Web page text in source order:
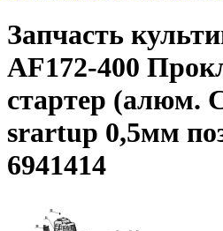
Запчасть
AF172-400
стартер (алюм.
srartup 0,5мм
6941414